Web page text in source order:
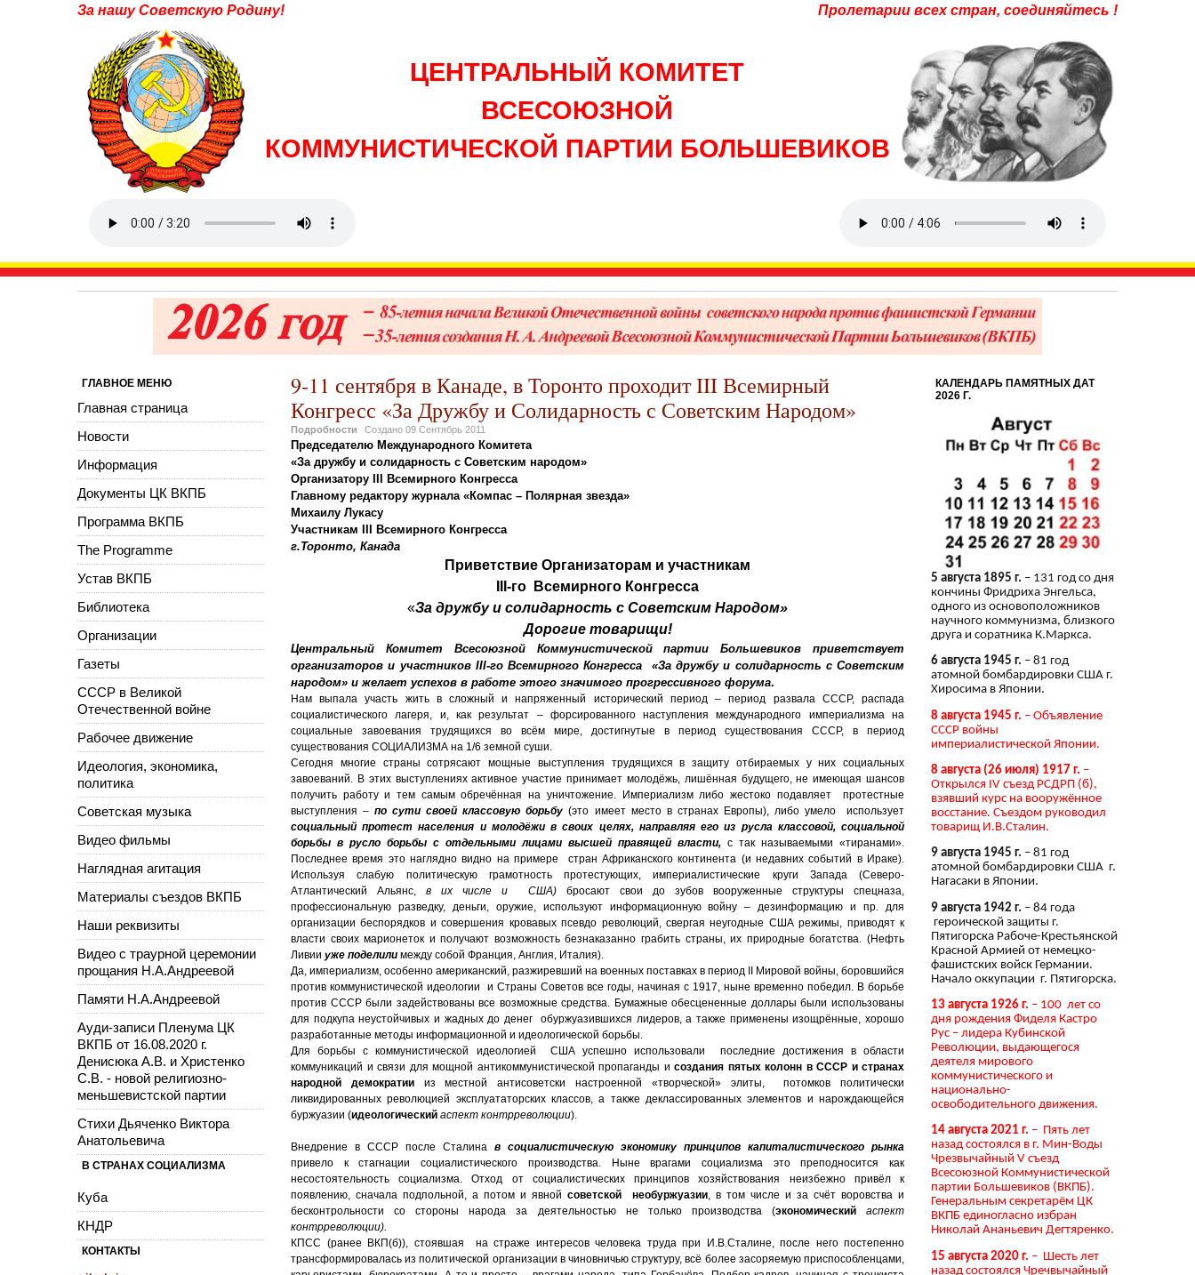
За нашу Советскую Родину! Пролетарии всех стран, соединяйтесь !
ЦЕНТРАЛЬНЫЙ КОМИТЕТ
ВСЕСОЮЗНОЙ
КОММУНИСТИЧЕСКОЙ ПАРТИИ БОЛЬШЕВИКОВ
9-11 сентября в Канаде, в Торонто проходит III Всемирный
Конгресс «За Дружбу и Солидарность с Советским Народом»
Подробности Создано 09 Сентябрь 2011
Председателю Международного Комитета
«За дружбу и солидарность с Советским народом»
Организатору
III Всемирного Конгресса
Главному редактору журнала «Компас – Полярная звезда»
Михаилу Лукасу
Участникам
III Всемирного Конгресса
г.Торонто, Канада
Приветствие Организаторам и участникам
III-го Всемирного Конгресса
«За дружбу и солидарность с Советским Народом»
Дорогие товарищи!
Центральный Комитет Всесоюзной Коммунистической партии Большевиков приветствует
организаторов и участников III-го Всемирного Конгресса «За дружбу и солидарность с Советским
народом» и желает успехов в работе этого значимого прогрессивного форума.
Нам выпала участь жить в сложный и напряженный исторический период – период развала СССР, распада
социалистического лагеря, и, как результат – форсированного наступления международного империализма на
социальные завоевания трудящихся во всём мире, достигнутые в период существования СССР, в период
существования СОЦИАЛИЗМА на 1/6 земной суши.
Сегодня многие страны сотрясают мощные выступления трудящихся в защиту отбираемых у них социальных
завоеваний. В этих выступлениях активное участие принимает молодёжь, лишённая будущего, не имеющая шансов
получить работу и тем самым обречённая на уничтожение. Империализм либо жестоко подавляет протестные
выступления –по сути своей классовую борьбу (это имеет место в странах Европы), либо умело использует
социальный протест населения и молодёжи в своих целях, направляя его из русла классовой, социальной
борьбы в русло борьбы с отдельными лицами высшей правящей власти, с так называемыми «тиранами».
Последнее время это наглядно видно на примере стран Африканского континента (и недавних событий в Ираке).
Используя слабую политическую грамотность протестующих, империалистические круги Запада (Северо-
Атлантический Альянс,в их числе и США)бросают свои до зубов вооруженные структуры спецназа,
профессиональную разведку, деньги, оружие, используют информационную войну – дезинформацию и пр. для
организации беспорядков и совершения кровавых псевдо революций, свергая неугодные США режимы, приводят к
власти своих марионеток и получают возможность безнаказанно грабить страны, их природные богатства. (Нефть
Ливии уже поделили между собой Франция, Англия, Италия).
Да, империализм, особенно американский, разжиревший на военных поставках в период II Мировой войны, боровшийся
против коммунистической идеологии и Страны Советов все годы, начиная с 1917, ныне временно победил. В борьбе
против СССР были задействованы все возможные средства. Бумажные обесцененные доллары были использованы
для подкупа неустойчивых и жадных до денег обуржуазившихся лидеров, а также применены изощрённые, хорошо
разработанные методы информационной и идеологической борьбы.
Для борьбы с коммунистической идеологией США успешно использовали последние достижения в области
коммуникаций и связи для мощной антикоммунистической пропаганды и создания пятых колонн в СССР и странах
народной демократии из местной антисоветски настроенной «творческой» элиты, потомков политически
ликвидированных революцией эксплуататорских классов, а также деклассированных элементов и нарождающейся
буржуазии (идеологический аспект контрреволюции).
Внедрение в СССР после Сталина в социалистическую экономику принципов капиталистического рынка
привело к стагнации социалистического производства. Ныне врагами социализма это преподносится как
несостоятельность социализма. Отход от социалистических принципов хозяйствования неизбежно привёл к
появлению, сначала подпольной, а потом и явной советской необуржуазии, в том числе и за счёт воровства и
бесконтрольности со стороны народа за деятельностью не только производства (экономическийаспект
контрреволюции).
КПСС (ранее ВКП(б)), стоявшая на страже интересов человека труда при И.В.Сталине, после него постепенно
трансформировалась из политической организации в чиновничью структуру, всё более засоряемую приспособленцами,
ГЛАВНОЕ МЕНЮ
Главная страница
Новости
Информация
Документы ЦК ВКПБ
Программа ВКПБ
The Programme
Устав ВКПБ
Библиотека
Организации
Газеты
СССР в Великой
Отечественной войне
Рабочее движение
Идеология, экономика,
политика
Советская музыка
Видео фильмы
Наглядная агитация
Материалы съездов ВКПБ
Наши реквизиты
Видео с траурной церемонии
прощания Н.А.Андреевой
Памяти Н.А.Андреевой
Ауди-записи Пленума ЦК
ВКПБ от 16.08.2020 г.
Денисюка А.В. и Христенко
С.В. - новой религиозно-
меньшевистской партии
Стихи Дьяченко Виктора
Анатольевича
В СТРАНАХ СОЦИАЛИЗМА
Куба
КНДР
КОНТАКТЫ
КАЛЕНДАРЬ ПАМЯТНЫХ ДАТ
2026 Г.
5 августа 1895 г. – 131 год со дня
кончины Фридриха Энгельса,
одного из основоположников
научного коммунизма, близкого
друга и соратника К.Маркса.
6 августа 1945 г. – 81 год
атомной бомбардировки США г.
Хиросима в Японии.
8 августа 1945 г. – Объявление
СССР войны
империалистической Японии.
8 августа (26 июля) 1917 г. –
Открылся IV съезд РСДРП (б),
взявший курс на вооружённое
восстание. Съездом руководил
товарищ И.В.Сталин.
9 августа 1945 г. – 81 год
атомной бомбардировки США г.
Нагасаки в Японии.
9 августа 1942 г. – 84 года
героической защиты г.
Пятигорска Рабоче-Крестьянской
Красной Армией от немецко-
фашистских войск Германии.
Начало оккупации г. Пятигорска.
13 августа 1926 г. – 100 лет со
дня рождения Фиделя Кастро
Рус – лидера Кубинской
Революции, выдающегося
деятеля мирового
коммунистического и
национально-
освободительного движения.
14 августа 2021 г. – Пять лет
назад состоялся в г. Мин-Воды
Чрезвычайный V съезд
Всесоюзной Коммунистической
партии Большевиков (ВКПБ).
Генеральным секретарём ЦК
ВКПБ единогласно избран
Николай Ананьевич Дегтяренко.
15 августа 2020 г. – Шесть лет
назад состоялся Чречвычайный